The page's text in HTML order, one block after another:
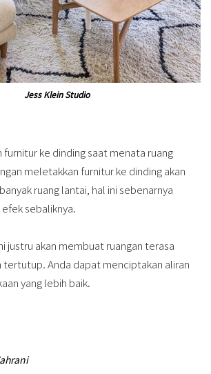
Jess Klein Studio
ke dinding saat menata ruang
meletakkan furnitur ke dinding akan
ruang lantai, hal ini sebenarnya
sebaliknya.
justru akan membuat ruangan terasa
Anda dapat menciptakan aliran
yang lebih baik.